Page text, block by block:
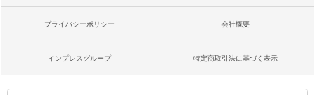
プライバシーポリシー 会社概要
インプレスグループ 特定商取引法に基づく表示